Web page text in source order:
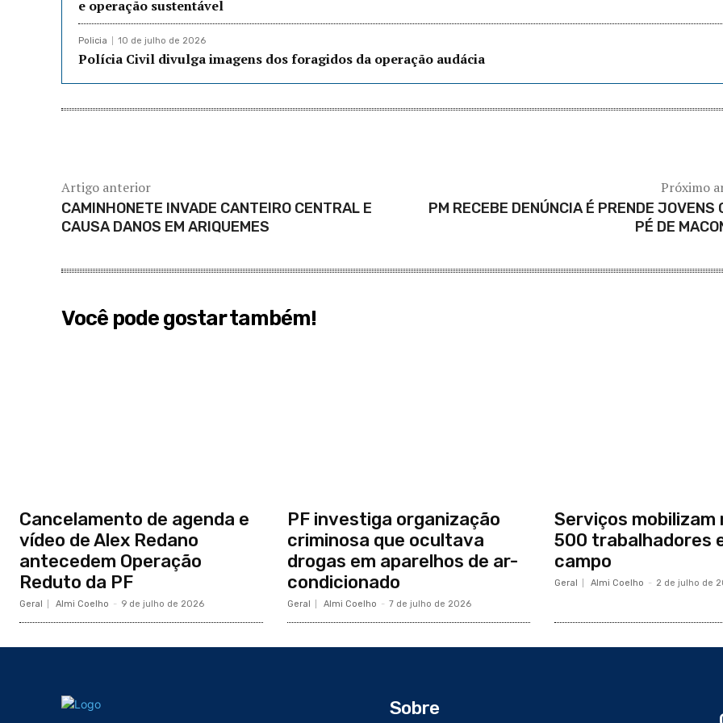
e operação sustentável
Policia 10 de julho de 2026
Polícia Civil divulga imagens dos foragidos da operação audácia
Artigo anterior
CAMINHONETE INVADE CANTEIRO CENTRAL E
CAUSA DANOS EM ARIQUEMES
Próximo
PM RECEBE DENÚNCIA É PRENDE JOVENS
PÉ DE
Você pode gostar também!
Cancelamento de agenda e
vídeo de Alex Redano
antecedem Operação
Reduto da PF
Geral Almi Coelho - 9 de julho de 2026
PF investiga organização
criminosa que ocultava
drogas em aparelhos de ar-
condicionado
Geral Almi Coelho - 7 de julho de 2026
Serviços mobilizam
500 trabalhadores
campo
Geral Almi Coelho - 2 de julho de
Sobre